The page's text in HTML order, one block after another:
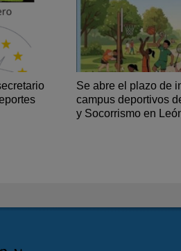
Se abre el plazo de
campus deportivos
y Socorrismo en